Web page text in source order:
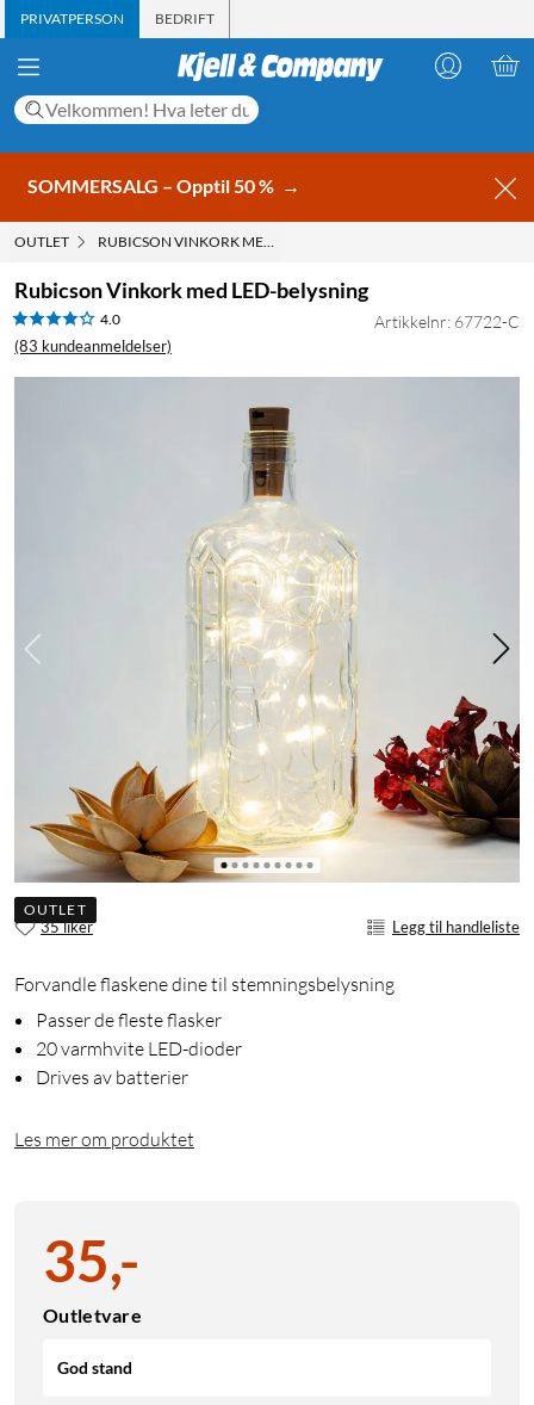
PRIVATPERSON BEDRIFT
SOMMERSALG – Opptil 50 % →
OUTLET RUBICSON VINKORK MED LED-BELYSNING
Rubicson Vinkork med LED-belysning
4.0
(83 kundeanmeldelser)
Artikkelnr: 67722-C
OUTLET
35 liker Legg til handleliste
Forvandle flaskene dine til stemningsbelysning
Passer de fleste flasker
20 varmhvite LED-dioder
Drives av batterier
Les mer om produktet
35,-
Outletvare
God stand